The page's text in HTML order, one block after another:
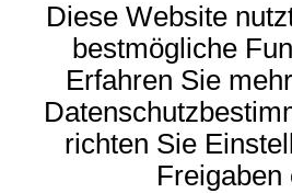
Diese Website
bestmögliche
Erfahren Sie
richten Sie
Freigaben